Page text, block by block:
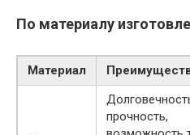
По материалу
Материал
прочность,